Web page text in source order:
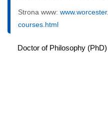
Strona www:
courses.html
Doctor of Philosophy (PhD)